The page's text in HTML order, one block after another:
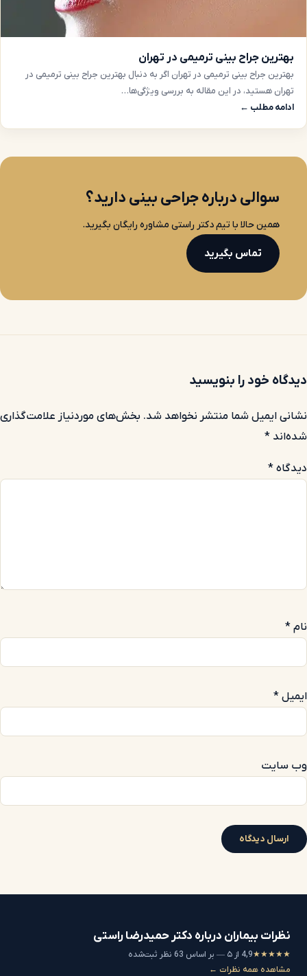
بهترین جراح بینی ترمیمی در تهران
بهترین جراح بینی ترمیمی در تهران اگر به دنبال بهترین جراح بینی ترمیمی در
تهران هستید، در این مقاله به بررسی ویژگی‌ها…
ادامه مطلب ←
سوالی درباره جراحی بینی دارید؟
همین حالا با تیم دکتر راستی مشاوره رایگان بگیرید.
تماس بگیرید
دیدگاه خود را بنویسید
نشانی ایمیل شما منتشر نخواهد شد. بخش‌های موردنیاز علامت‌گذاری
شده‌اند *
دیدگاه *
نام *
ایمیل *
وب‌ سایت
نظرات بیماران درباره دکتر حمیدرضا راستی
★★★★★4,9 از ۵ — بر اساس 63 نظر ثبت‌شده
مشاهده همه نظرات ←